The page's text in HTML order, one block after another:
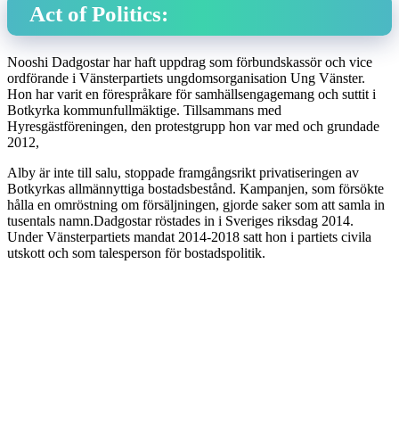
Act of Politics:
Nooshi Dadgostar har haft uppdrag som förbundskassör och vice
ordförande i Vänsterpartiets ungdomsorganisation Ung Vänster.
Hon har varit en förespråkare för samhällsengagemang och suttit i
Botkyrka kommunfullmäktige. Tillsammans med
Hyresgästföreningen, den protestgrupp hon var med och grundade
2012,
Alby är inte till salu, stoppade framgångsrikt privatiseringen av
Botkyrkas allmännyttiga bostadsbestånd. Kampanjen, som försökte
hålla en omröstning om försäljningen, gjorde saker som att samla in
tusentals namn.Dadgostar röstades in i Sveriges riksdag 2014.
Under Vänsterpartiets mandat 2014-2018 satt hon i partiets civila
utskott och som talesperson för bostadspolitik.